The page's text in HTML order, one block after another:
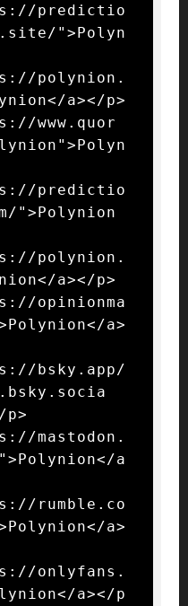
predictio
">Polyn
polynion.
a></p>
www.quor
predictio
">Polynion
polynion.
a></p>
opinionma
a>
bsky.app/
mastodon.
a
rumble.co
a>
onlyfans.
a></p